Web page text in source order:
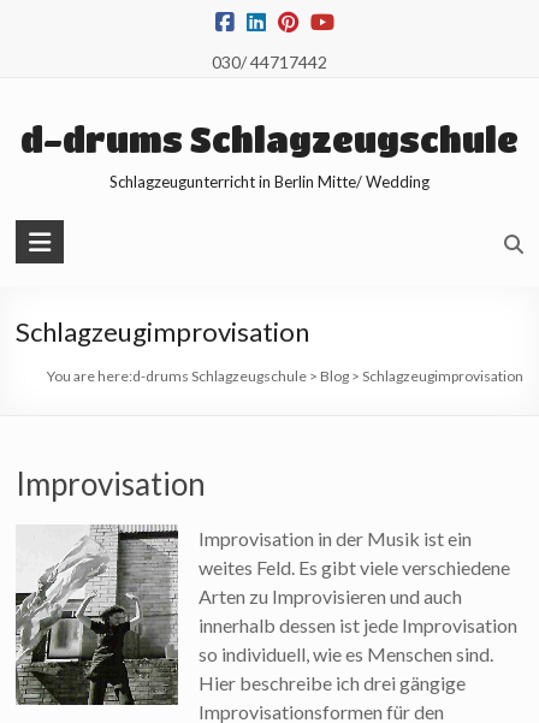
030/ 44717442
d-drums Schlagzeugschule
Schlagzeugunterricht in Berlin Mitte/ Wedding
Schlagzeugimprovisation
You are here:d-drums Schlagzeugschule> Blog> Schlagzeugimprovisation
Improvisation
Improvisation in der Musik ist ein
weites Feld. Es gibt viele verschiedene
Arten zu Improvisieren und auch
innerhalb dessen ist jede Improvisation
so individuell, wie es Menschen sind.
Hier beschreibe ich drei gängige
Improvisationsformen für den